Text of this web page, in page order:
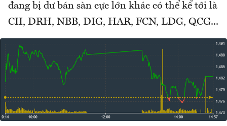
đang bị dư bán sàn cực lớn khác có thể kể tới là
CII, DRH, NBB, DIG, HAR, FCN, LDG, QCG...